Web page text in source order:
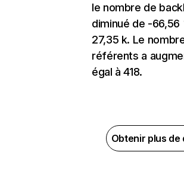
le nombre de
diminué de -
27,35 k. Le
référents a
égal à 418.
Obtenir plus